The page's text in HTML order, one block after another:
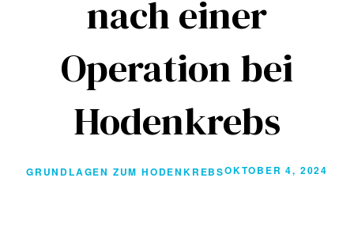
nach einer
Operation bei
Hodenkrebs
GRUNDLAGEN ZUM HODENKREBSOKTOBER 4, 2024